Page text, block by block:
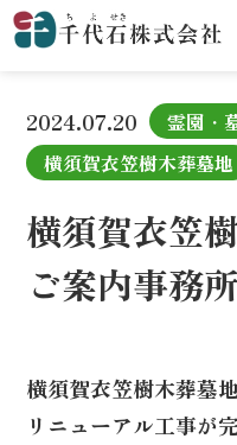
TOP お知らせ 横須
ーアル
2024.07.20
霊園・
横須賀衣笠樹木葬墓地
横須賀衣笠
ご案内事務
横須賀衣笠樹木葬墓
リニューアル工事が